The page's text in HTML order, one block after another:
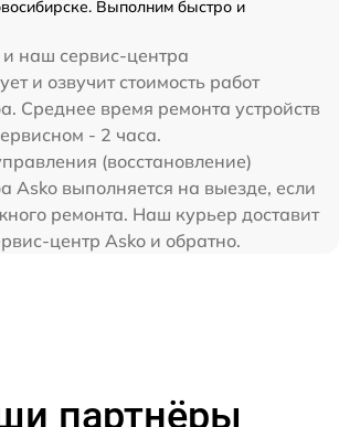
Выполним быстро и
наш сервис-центра
и озвучит стоимость работ
Среднее время ремонта устройств
- 2 часа.
(восстановление)
Asko выполняется на выезде, если
ремонта. Наш курьер доставит
центр Asko и обратно.
партнёры